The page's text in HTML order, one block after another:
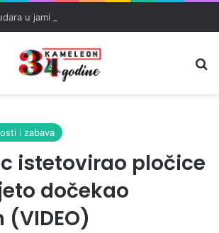
i zabava
istetovirao pločice
dočekao